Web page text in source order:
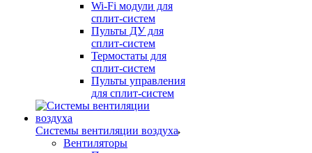
Wi-Fi модули для
сплит-систем
Пульты ДУ для
сплит-систем
Термостаты для
сплит-систем
Пульты управления
для сплит-систем
Системы вентиляции воздуха
Вентиляторы